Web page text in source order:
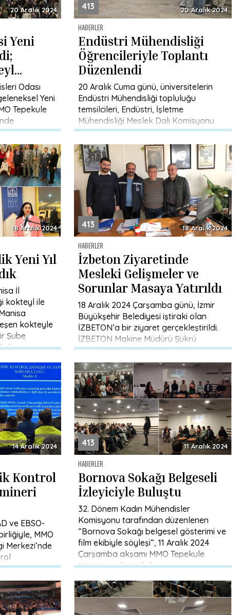
20 Aralık 2024
Yeni
Odası
Yeni
Tepekule
bir
413 20 Aralık 2024
HABERLER
Endüstri Mühendisliği
Öğrencileriyle Toplantı
Düzenlendi
20 Aralık Cuma günü, üniversitelerin
Endüstri Mühendisliği topluluğu
temsilcileri, Endüstri, İşletme
Mühendisliği Meslek Dalı Komisyonu
tarafından düzenlenen öğrenci
örgütlenme çalışması kapsamında bir
araya geldi. Etkinlik, […]
18 Aralık 2024
Yeni Yıl
İl
kokteyl ile
kokteyle
Şube
413 18 Aralık 2024
HABERLER
İzbeton Ziyaretinde
Mesleki Gelişmeler ve
Sorunlar Masaya Yatırıldı
18 Aralık 2024 Çarşamba günü, İzmir
Büyükşehir Belediyesi iştiraki olan
İZBETON’a bir ziyaret gerçekleştirildi.
İZBETON Makine Müdürü Şükrü
Ayyüksel, MMO İzmir Şube Müdürü
Necmi Varlık, […]
14 Aralık 2024
Kontrol
ve EBSO-
MMO
Merkezi’nde
MMO […]
413 11 Aralık 2024
HABERLER
Bornova Sokağı Belgeseli
İzleyiciyle Buluştu
32. Dönem Kadın Mühendisler
Komisyonu tarafından düzenlenen
“Bornova Sokağı belgesel gösterimi ve
film ekibiyle söyleşi”, 11 Aralık 2024
Çarşamba akşamı MMO Tepekule
Kongre ve Sergi […]